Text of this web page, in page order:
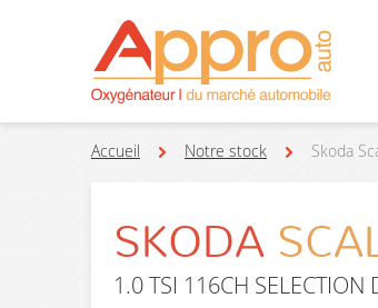
Accueil Notre stock Skoda
SKODA
1.0 TSI 116CH SELECTION